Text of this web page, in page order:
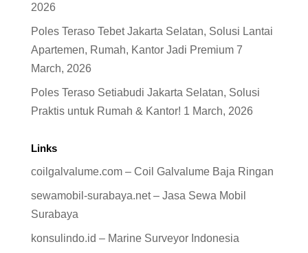
2026
Poles Teraso Tebet Jakarta Selatan, Solusi Lantai
Apartemen, Rumah, Kantor Jadi Premium 7
March, 2026
Poles Teraso Setiabudi Jakarta Selatan, Solusi
Praktis untuk Rumah & Kantor! 1 March, 2026
Links
coilgalvalume.com – Coil Galvalume Baja Ringan
sewamobil-surabaya.net – Jasa Sewa Mobil
Surabaya
konsulindo.id – Marine Surveyor Indonesia